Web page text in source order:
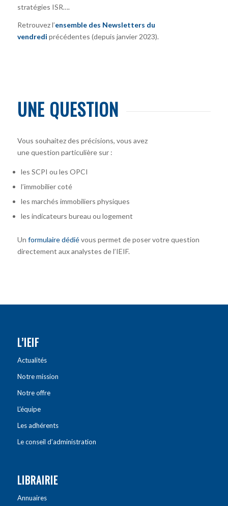
stratégies ISR….
Retrouvez l’ensemble des Newsletters du
vendredi précédentes (depuis janvier 2023).
UNE QUESTION
Vous souhaitez des précisions, vous avez
une question particulière sur :
les SCPI ou les OPCI
l’immobilier coté
les marchés immobiliers physiques
les indicateurs bureau ou logement
Un formulaire dédiévous permet de poser votre question
directement aux analystes de l’IEIF.
L’IEIF
Actualités
Notre mission
Notre offre
L’équipe
Les adhérents
Le conseil d’administration
LIBRAIRIE
Annuaires